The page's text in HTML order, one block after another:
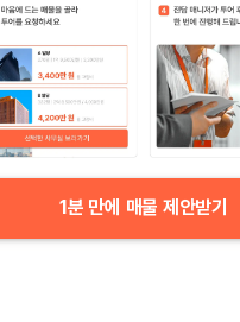
1분 만에 매물 제안받기